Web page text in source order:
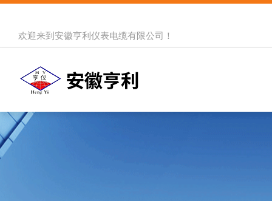
欢迎来到 安徽亨利仪表电缆有限公司 ！